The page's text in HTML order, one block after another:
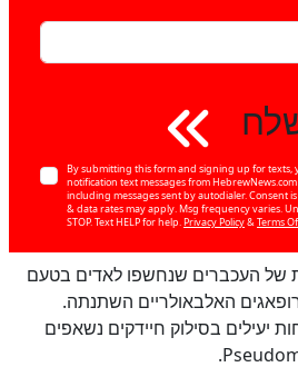
By submitting this form and signing up for texts,
notification text messages from
including messages sent by autodialer. Consent
& data rates may apply. Msg frequency varies.
STOP. Text HELP for help. Privacy Policy& Terms
של העכברים שנחשפו לאדים בטעם
האלבאולריים השתנתה.
יעילים בסילוק חיידקים נשאפים
100%כן